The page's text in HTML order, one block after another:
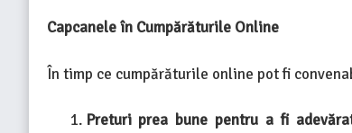
Capcanele în Cumpărăturile Online
În timp ce cumpărăturile online pot fi
Preturi prea bune pentru a fi